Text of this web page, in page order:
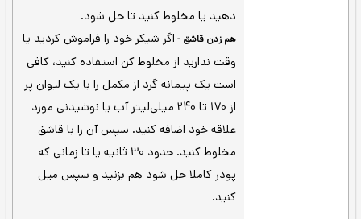
ضروری طبیعی (EAAs) در هر وعده برای
حمایت از ریکاوری عضلات
پروتئین آب پنیر ایزوله ماده اولیه است
که کربوهیدرات‌ها، چربی و لاکتوز بیشتری را با
استفاده از فناوری‌های فیلترینگ پیچیده
ایزوله کرده است.